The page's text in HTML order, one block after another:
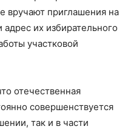
вручают приглашения на
их избирательного
участковой
отечественная
совершенствуется
так и в части